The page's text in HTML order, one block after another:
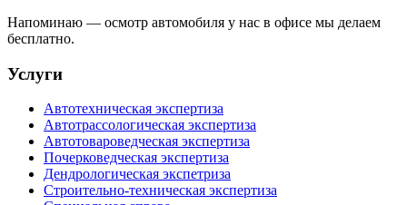
Напоминаю — осмотр автомобиля у нас в офисе мы делаем
бесплатно.
Услуги
Автотехническая экспертиза
Автотрассологическая экспертиза
Автотовароведческая экспертиза
Почерковедческая экспертиза
Дендрологическая экспетриза
Строительно-техническая экспертиза